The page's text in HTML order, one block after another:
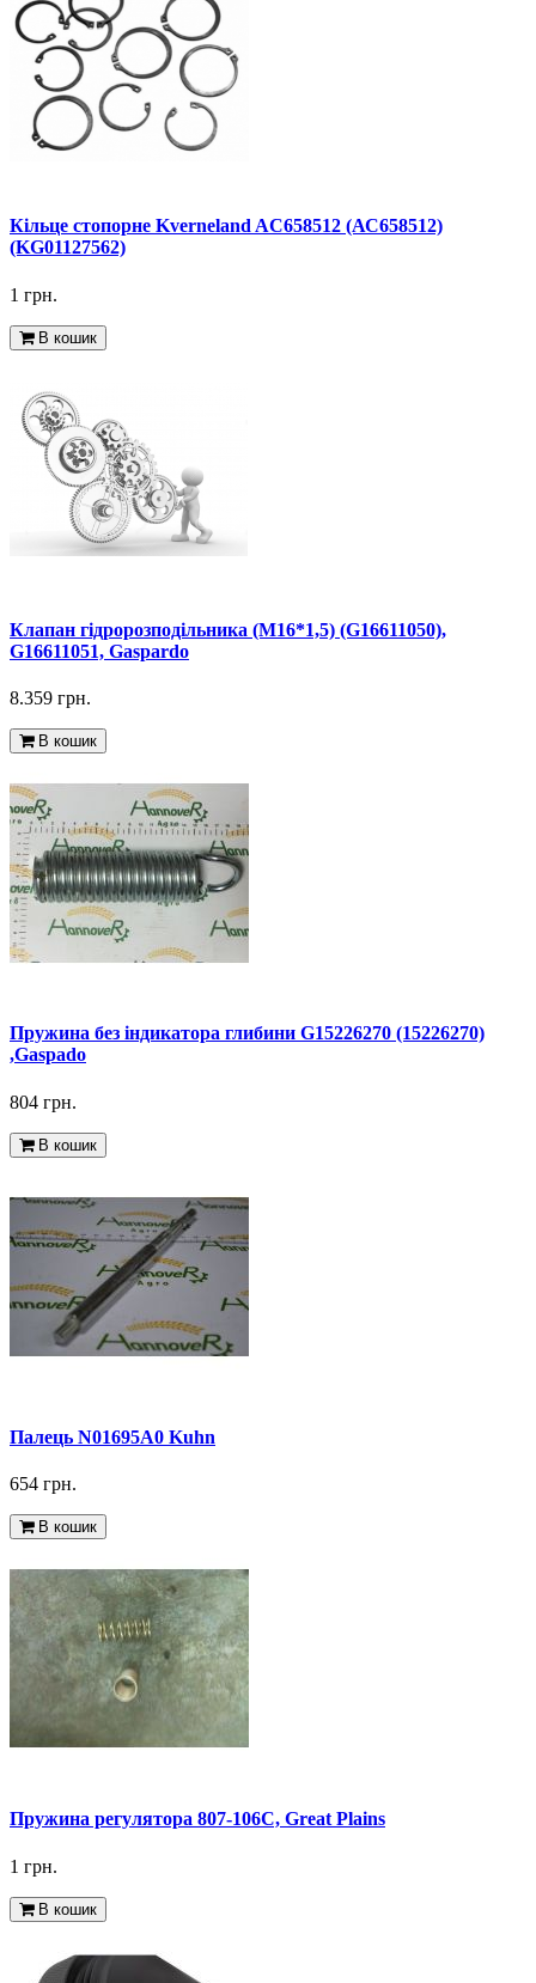
Кільце стопорне Kverneland AC658512 (АС658512)
(KG01127562)
1 грн.
В кошик
Клапан гідророзподільника (M16*1,5) (G16611050),
G16611051, Gaspardo
8.359 грн.
В кошик
Пружина без індикатора глибини G15226270 (15226270)
,Gaspado
804 грн.
В кошик
Палець N01695A0 Kuhn
654 грн.
В кошик
Пружина регулятора 807-106С, Great Plains
1 грн.
В кошик